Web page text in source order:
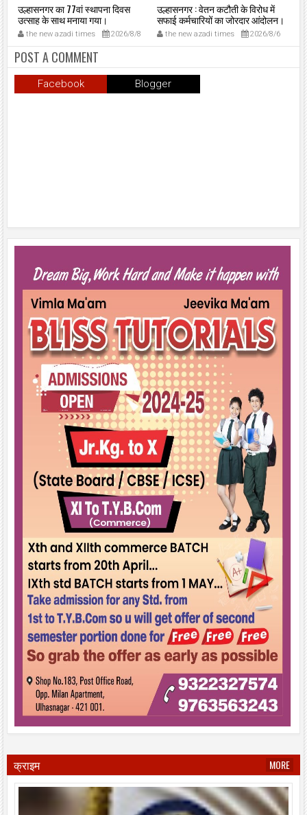
उल्हासनगर का 77वां स्थापना दिवस
उत्साह के साथ मनाया गया।
the new azadi times 2026/8/8
उल्हासनगर : वेतन कटौती के विरोध में
सफाई कर्मचारियों का जोरदार आंदोलन।
the new azadi times 2026/8/6
POST A COMMENT
Facebook Blogger
क्राइम MORE